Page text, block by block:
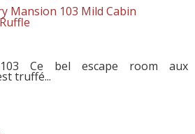
Mild Cabin
Ce bel escape room aux
truffé...